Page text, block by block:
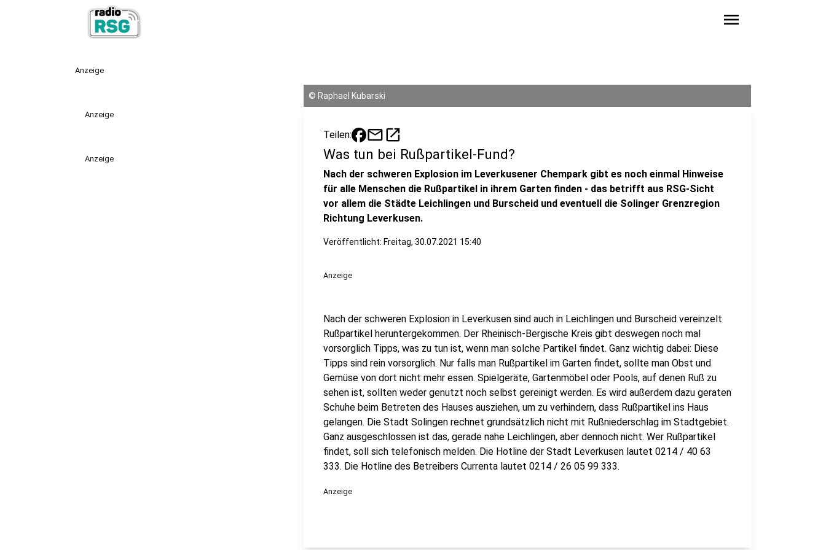
menu
Anzeige
Anzeige
Anzeige
© Raphael Kubarski
Teilen: mailopen_in_new
Was tun bei Rußpartikel-Fund?
Nach der schweren Explosion im Leverkusener Chempark gibt es noch einmal Hinweise
für alle Menschen die Rußpartikel in ihrem Garten finden - das betrifft aus RSG-Sicht
vor allem die Städte Leichlingen und Burscheid und eventuell die Solinger Grenzregion
Richtung Leverkusen.
Veröffentlicht: Freitag, 30.07.2021 15:40
Anzeige
Nach der schweren Explosion in Leverkusen sind auch in Leichlingen und Burscheid vereinzelt
Rußpartikel heruntergekommen. Der Rheinisch-Bergische Kreis gibt deswegen noch mal
vorsorglich Tipps, was zu tun ist, wenn man solche Partikel findet. Ganz wichtig dabei: Diese
Tipps sind rein vorsorglich. Nur falls man Rußpartikel im Garten findet, sollte man Obst und
Gemüse von dort nicht mehr essen. Spielgeräte, Gartenmöbel oder Pools, auf denen Ruß zu
sehen ist, sollten weder genutzt noch selbst gereinigt werden. Es wird außerdem dazu geraten
Schuhe beim Betreten des Hauses ausziehen, um zu verhindern, dass Rußpartikel ins Haus
gelangen. Die Stadt Solingen rechnet grundsätzlich nicht mit Rußniederschlag im Stadtgebiet.
Ganz ausgeschlossen ist das, gerade nahe Leichlingen, aber dennoch nicht. Wer Rußpartikel
findet, soll sich telefonisch melden. Die Hotline der Stadt Leverkusen lautet 0214 / 40 63
333. Die Hotline des Betreibers Currenta lautet 0214 / 26 05 99 333.
Anzeige